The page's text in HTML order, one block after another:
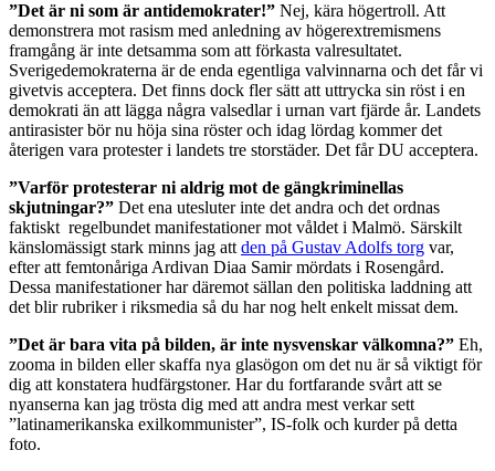
”Det är ni som är antidemokrater!” Nej, kära högertroll. Att
demonstrera mot rasism med anledning av högerextremismens
framgång är inte detsamma som att förkasta valresultatet.
Sverigedemokraterna är de enda egentliga valvinnarna och det får vi
givetvis acceptera. Det finns dock fler sätt att uttrycka sin röst i en
demokrati än att lägga några valsedlar i urnan vart fjärde år. Landets
antirasister bör nu höja sina röster och idag lördag kommer det
återigen vara protester i landets tre storstäder. Det får DU acceptera.
”Varför protesterar ni aldrig mot de gängkriminellas
skjutningar?” Det ena utesluter inte det andra och det ordnas
faktiskt regelbundet manifestationer mot våldet i Malmö. Särskilt
känslomässigt stark minns jag att den på Gustav Adolfs torg var,
efter att femtonåriga Ardivan Diaa Samir mördats i Rosengård.
Dessa manifestationer har däremot sällan den politiska laddning att
det blir rubriker i riksmedia så du har nog helt enkelt missat dem.
”Det är bara vita på bilden, är inte nysvenskar välkomna?” Eh,
zooma in bilden eller skaffa nya glasögon om det nu är så viktigt för
dig att konstatera hudfärgstoner. Har du fortfarande svårt att se
nyanserna kan jag trösta dig med att andra mest verkar sett
”latinamerikanska exilkommunister”, IS-folk och kurder på detta
foto.